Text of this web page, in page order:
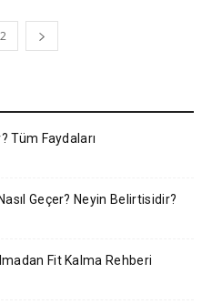
2
Tüm Faydaları
Geçer? Neyin Belirtisidir?
Fit Kalma Rehberi